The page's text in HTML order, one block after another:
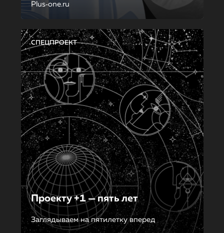
Plus‑one.ru
СПЕЦПРОЕКТ
Проекту +1 — пять лет
Заглядываем на пятилетку вперед